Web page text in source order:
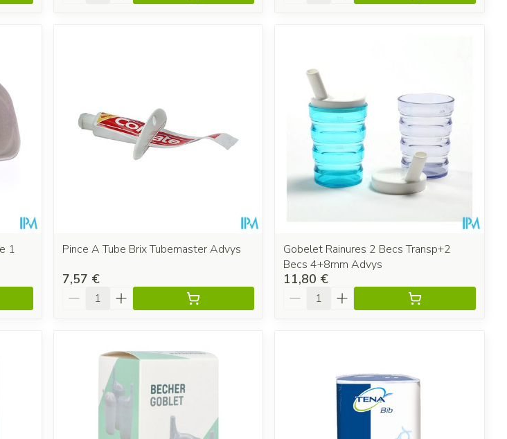
1 Pince A Tube Brix Tubemaster Advys
7,57 €
Quantité
Gobelet Rainures 2 Becs Transp+2
Becs 4+8mm Advys
11,80 €
Quantité